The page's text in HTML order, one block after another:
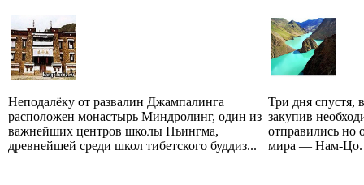
Неподалёку от развалин Джампалинга
расположен монастырь Миндролинг, один из
важнейших центров школы Ньингма,
древнейшей среди школ тибетского буддиз...
Три дня спустя,
закупив
отправились но
мира — Нам-Цо.